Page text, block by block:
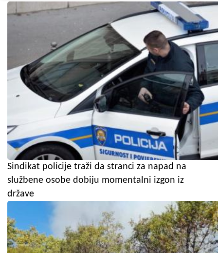
Sindikat policije traži da stranci za napad na
službene osobe dobiju momentalni izgon iz
države